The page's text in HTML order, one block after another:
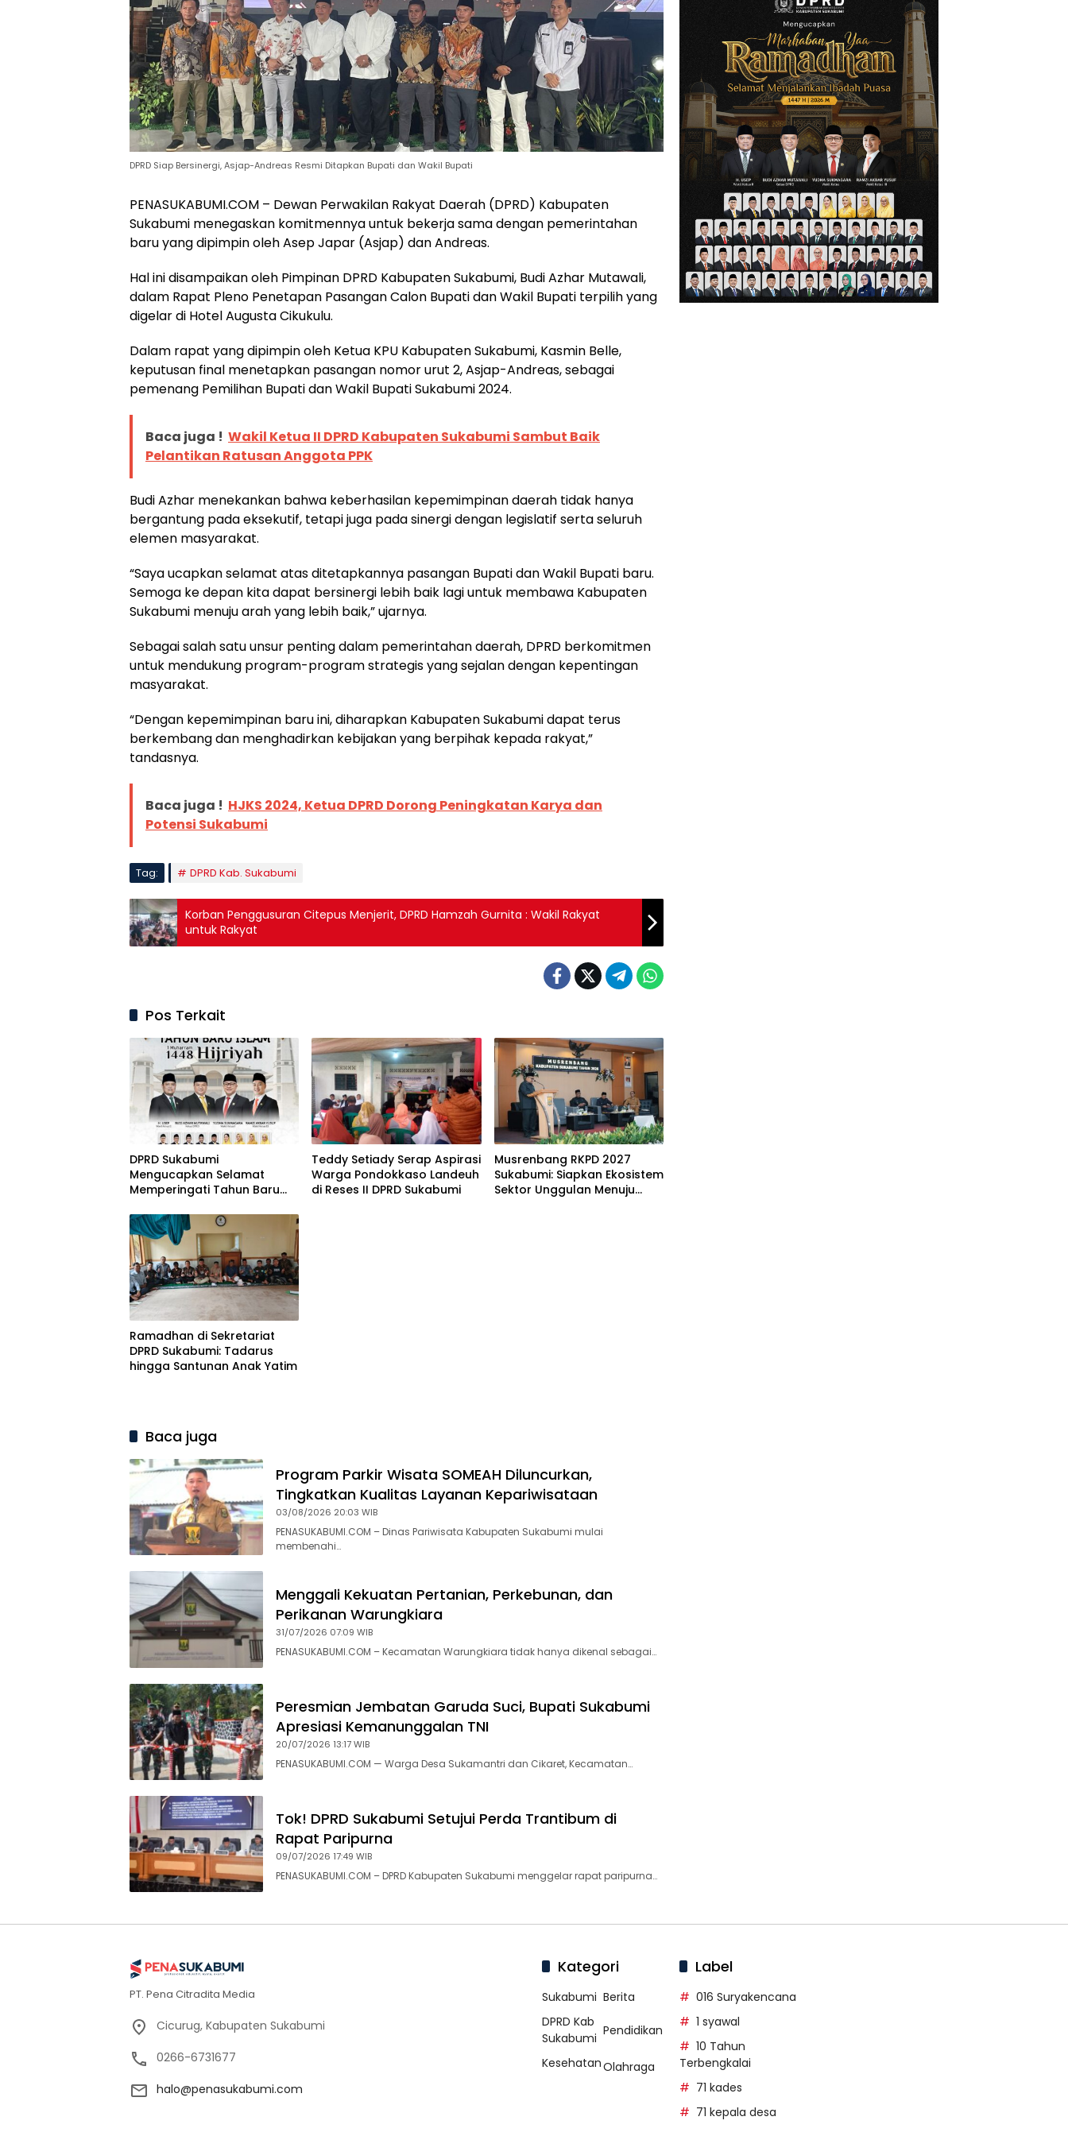
DPRD Siap Bersinergi, Asjap-Andreas Resmi Ditapkan Bupati dan Wakil Bupati
PENASUKABUMI.COM – Dewan Perwakilan Rakyat Daerah (DPRD) Kabupaten
Sukabumi menegaskan komitmennya untuk bekerja sama dengan pemerintahan
baru yang dipimpin oleh Asep Japar (Asjap) dan Andreas.
Hal ini disampaikan oleh Pimpinan DPRD Kabupaten Sukabumi, Budi Azhar Mutawali,
dalam Rapat Pleno Penetapan Pasangan Calon Bupati dan Wakil Bupati terpilih yang
digelar di Hotel Augusta Cikukulu.
Dalam rapat yang dipimpin oleh Ketua KPU Kabupaten Sukabumi, Kasmin Belle,
keputusan final menetapkan pasangan nomor urut 2, Asjap-Andreas, sebagai
pemenang Pemilihan Bupati dan Wakil Bupati Sukabumi 2024.
Baca juga ! Wakil Ketua II DPRD Kabupaten Sukabumi Sambut Baik
Pelantikan Ratusan Anggota PPK
Budi Azhar menekankan bahwa keberhasilan kepemimpinan daerah tidak hanya
bergantung pada eksekutif, tetapi juga pada sinergi dengan legislatif serta seluruh
elemen masyarakat.
“Saya ucapkan selamat atas ditetapkannya pasangan Bupati dan Wakil Bupati baru.
Semoga ke depan kita dapat bersinergi lebih baik lagi untuk membawa Kabupaten
Sukabumi menuju arah yang lebih baik,” ujarnya.
Sebagai salah satu unsur penting dalam pemerintahan daerah, DPRD berkomitmen
untuk mendukung program-program strategis yang sejalan dengan kepentingan
masyarakat.
“Dengan kepemimpinan baru ini, diharapkan Kabupaten Sukabumi dapat terus
berkembang dan menghadirkan kebijakan yang berpihak kepada rakyat,”
tandasnya.
Baca juga ! HJKS 2024, Ketua DPRD Dorong Peningkatan Karya dan
Potensi Sukabumi
Tag: DPRD Kab. Sukabumi
Korban Penggusuran Citepus Menjerit, DPRD Hamzah Gurnita : Wakil Rakyat
untuk Rakyat
Pos Terkait
DPRD Sukabumi
Mengucapkan Selamat
Memperingati Tahun Baru
Teddy Setiady Serap Aspirasi
Warga Pondokkaso Landeuh
di Reses II DPRD Sukabumi
Musrenbang RKPD 2027
Sukabumi: Siapkan Ekosistem
Sektor Unggulan Menuju
Ramadhan di Sekretariat
DPRD Sukabumi: Tadarus
hingga Santunan Anak Yatim
Baca juga
Program Parkir Wisata SOMEAH Diluncurkan,
Tingkatkan Kualitas Layanan Kepariwisataan
03/08/2026 20:03 WIB
PENASUKABUMI.COM – Dinas Pariwisata Kabupaten Sukabumi mulai
membenahi…
Menggali Kekuatan Pertanian, Perkebunan, dan
Perikanan Warungkiara
31/07/2026 07:09 WIB
PENASUKABUMI.COM – Kecamatan Warungkiara tidak hanya dikenal sebagai…
Peresmian Jembatan Garuda Suci, Bupati Sukabumi
Apresiasi Kemanunggalan TNI
20/07/2026 13:17 WIB
PENASUKABUMI.COM — Warga Desa Sukamantri dan Cikaret, Kecamatan…
Tok! DPRD Sukabumi Setujui Perda Trantibum di
Rapat Paripurna
09/07/2026 17:49 WIB
PENASUKABUMI.COM – DPRD Kabupaten Sukabumi menggelar rapat paripurna…
PT. Pena Citradita Media
Cicurug, Kabupaten Sukabumi
0266-6731677
halo@penasukabumi.com
Kategori
Sukabumi Berita
DPRD Kab
Sukabumi
Pendidikan
KesehatanOlahraga
Label
016 Suryakencana
1 syawal
10 Tahun
Terbengkalai
71 kades
71 kepala desa